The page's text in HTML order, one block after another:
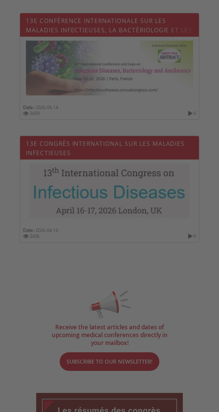
13E CONFÉRENCE INTERNATIONALE SUR LES
MALADIES INFECTIEUSES, LA BACTÉRIOLOGIE ET LES
ANTIBIOTIQUES
Date : 2026-05-14
3439
0
13E CONGRÈS INTERNATIONAL SUR LES MALADIES
INFECTIEUSES
Date : 2026-04-16
2436
0
Receive the latest articles and dates of
upcoming medical conferences directly in
your mailbox!
SUBSCRIBE TO OUR NEWSLETTER!